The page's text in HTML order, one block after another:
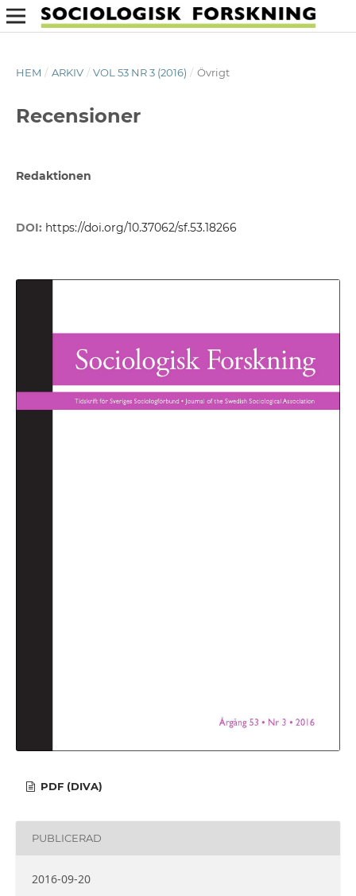
HEM / ARKIV / VOL 53 NR 3 (2016) / Övrigt
Recensioner
Redaktionen
DOI: https://doi.org/10.37062/sf.53.18266
PDF (DIVA)
PUBLICERAD
2016-09-20